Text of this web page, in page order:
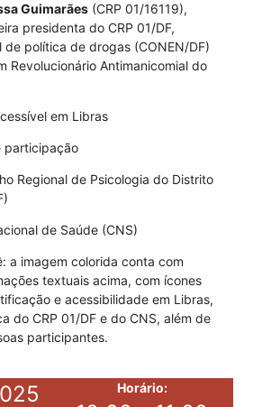
Guimarães(CRP 01/16119),
presidenta do CRP 01/DF,
de política de drogas (CONEN/DF)
Revolucionário Antimanicomial do
em Libras
participação
Regional de Psicologia do Distrito
de Saúde (CNS)
a imagem colorida conta com
textuais acima, com ícones
e acessibilidade em Libras,
do CRP 01/DF e do CNS, além de
participantes.
Horário: